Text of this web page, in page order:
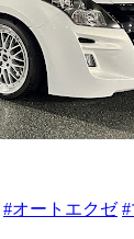
#オートエクゼ